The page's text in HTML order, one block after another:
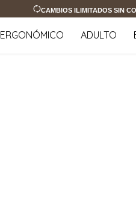
CAMBIOS ILIMITADOS SIN
ERGONÓMICO ADULTO